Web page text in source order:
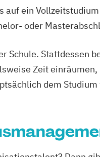
ein
oder
Schule. Stattdessen
Zeit
dem